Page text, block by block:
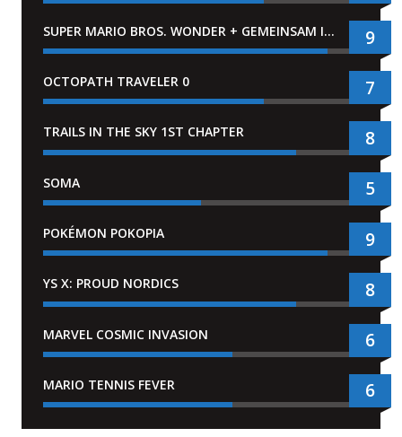
SUPER MARIO BROS. WONDER + GEMEINSAM IM BELLABEL-PARK 9
OCTOPATH TRAVELER 0 7
TRAILS IN THE SKY 1ST CHAPTER 8
SOMA 5
POKÉMON POKOPIA 9
YS X: PROUD NORDICS 8
MARVEL COSMIC INVASION 6
MARIO TENNIS FEVER 6